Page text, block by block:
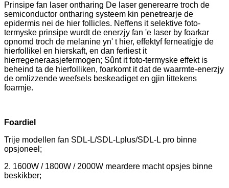
Prinsipe fan laser ontharing De laser generearre troch de
semiconductor ontharing systeem kin penetrearje de
epidermis nei de hier follicles. Neffens it selektive foto-
termyske prinsipe wurdt de enerzjy fan 'e laser by foarkar
opnomd troch de melanine yn' t hier, effektyf ferneatigje de
hierfollikel en hierskaft, en dan ferliest it
hierregeneraasjefermogen; Sûnt it foto-termyske effekt is
beheind ta de hierfolliken, foarkomt it dat de waarmte-enerzjy
de omlizzende weefsels beskeadiget en gjin littekens
foarmje.
Foardiel
Trije modellen fan SDL-L/SDL-Lplus/SDL-L pro binne
opsjoneel;
2. 1600W / 1800W / 2000W meardere macht opsjes binne
beskikber;